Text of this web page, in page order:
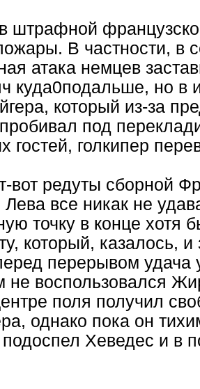
штрафной
В частности, в
атака немцев
куда0подальше, но в
который из-за
под
гостей, голкипер
вот редуты сборной
все никак не
точку в конце хотя
который, казалось,
перерывом удача
не воспользовался
поля получил
однако пока он
Хеведес и в